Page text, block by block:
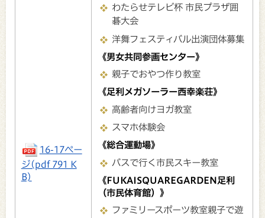
16-17ペー
ジ(pdf 791 K
B)
わたらせテレビ杯 市民プラザ囲
碁大会
洋舞フェスティバル出演団体募集
《男女共同参画センター》
親子でおやつ作り教室
《足利メガソーラー西幸楽荘》
高齢者向けヨガ教室
スマホ体験会
《総合運動場》
バスで行く市民スキー教室
《FUKAISQUAREGARDEN足利
（市民体育館）》
ファミリースポーツ教室親子で遊